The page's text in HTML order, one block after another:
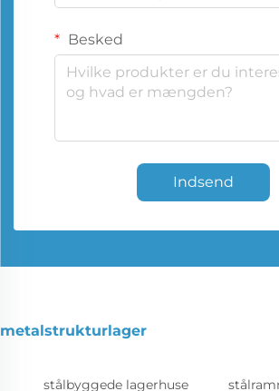
Besked
Indsend
metalstrukturlager
stålbyggede lagerhuse